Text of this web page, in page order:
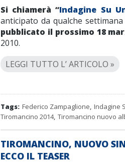
Si chiamerà “Indagine Su
anticipato da qualche
pubblicato il prossimo 18
2010.
LEGGI TUTTO L’ ARTICOLO »
Tags: Federico Zampaglione, Indagine
Tiromancino 2014, Tiromancino nuovo
TIROMANCINO, NUOVO
ECCO IL TEASER